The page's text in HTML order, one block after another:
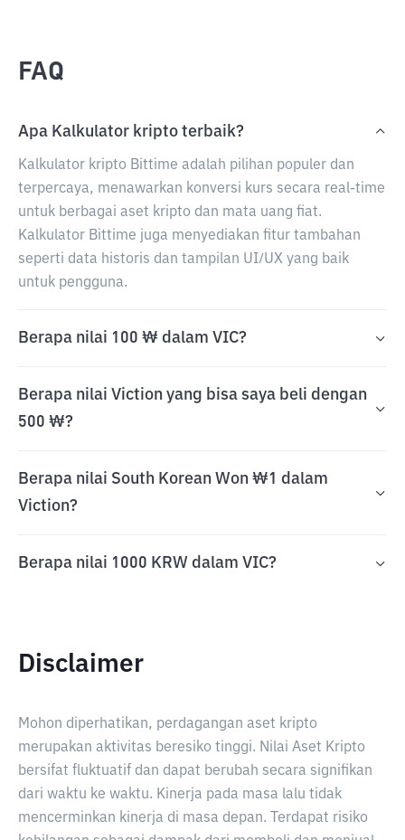
FAQ
Apa Kalkulator kripto terbaik?
Kalkulator kripto Bittime adalah pilihan populer dan
terpercaya, menawarkan konversi kurs secara real-time
untuk berbagai aset kripto dan mata uang fiat.
Kalkulator Bittime juga menyediakan fitur tambahan
seperti data historis dan tampilan UI/UX yang baik
untuk pengguna.
Berapa nilai 100 ₩ dalam VIC?
Berapa nilai Viction yang bisa saya beli dengan
500 ₩?
Berapa nilai South Korean Won ₩1 dalam
Viction?
Berapa nilai 1000 KRW dalam VIC?
Disclaimer
Mohon diperhatikan, perdagangan aset kripto
merupakan aktivitas beresiko tinggi. Nilai Aset Kripto
bersifat fluktuatif dan dapat berubah secara signifikan
dari waktu ke waktu. Kinerja pada masa lalu tidak
mencerminkan kinerja di masa depan. Terdapat risiko